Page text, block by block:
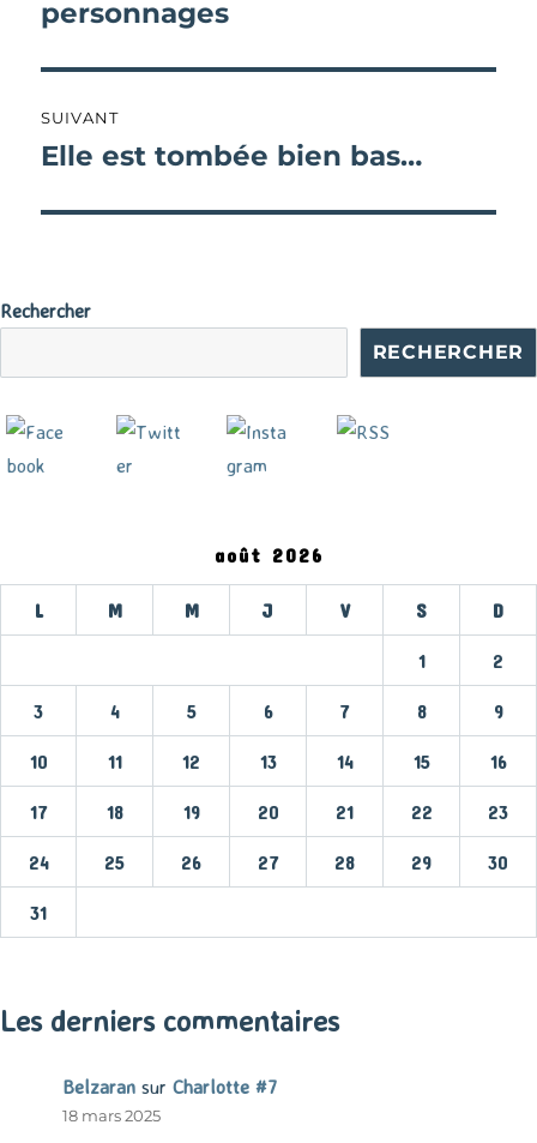
l’article
précédente :
personnages
SUIVANT
Publication
Elle est tombée bien bas…
Rechercher
RECHERCHER
août 2026
L M M J V S D
1 2
3 4 5 6 7 8 9
10 11 12 13 14 15 16
17 18 19 20 21 22 23
24 25 26 27 28 29 30
31
Les derniers commentaires
Belzaran sur Charlotte #7
18 mars 2025